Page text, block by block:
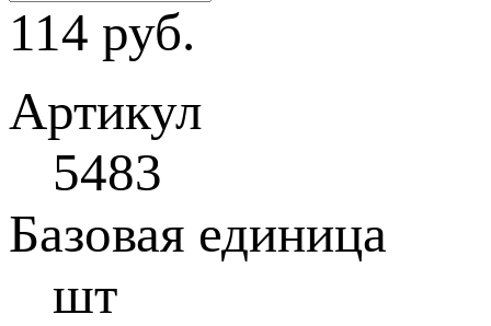
114 руб.
Артикул
5483
Базовая единица
шт